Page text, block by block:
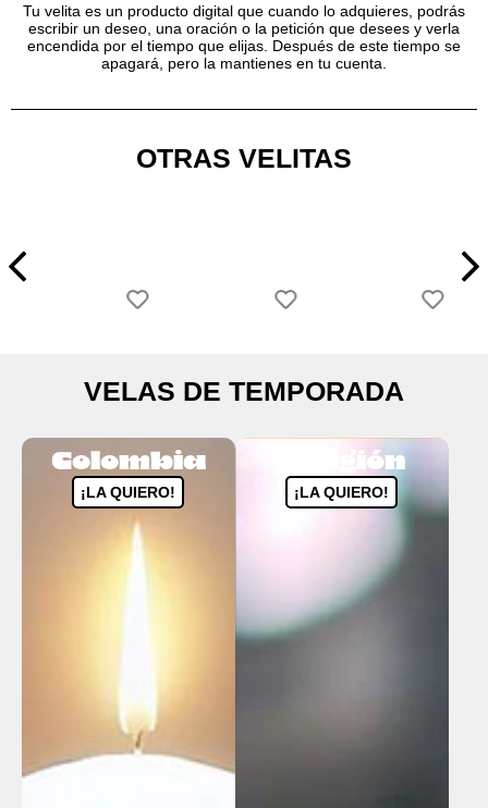
Tu velita es un producto digital que cuando lo adquieres, podrás
escribir un deseo, una oración o la petición que desees y verla
encendida por el tiempo que elijas. Después de este tiempo se
apagará, pero la mantienes en tu cuenta.
OTRAS VELITAS
VELAS DE TEMPORADA
Colombia
¡LA QUIERO!
Religión
¡LA QUIERO!